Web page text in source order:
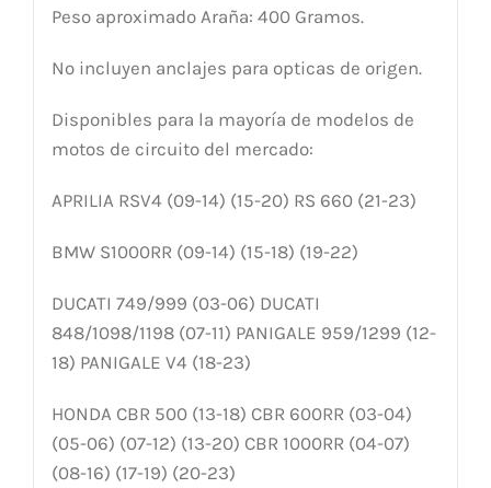
Peso aproximado Araña: 400 Gramos.
No incluyen anclajes para opticas de origen.
Disponibles para la mayoría de modelos de
motos de circuito del mercado:
APRILIA RSV4 (09-14) (15-20) RS 660 (21-23)
BMW S1000RR (09-14) (15-18) (19-22)
DUCATI 749/999 (03-06) DUCATI
848/1098/1198 (07-11) PANIGALE 959/1299 (12-
18) PANIGALE V4 (18-23)
HONDA CBR 500 (13-18) CBR 600RR (03-04)
(05-06) (07-12) (13-20) CBR 1000RR (04-07)
(08-16) (17-19) (20-23)